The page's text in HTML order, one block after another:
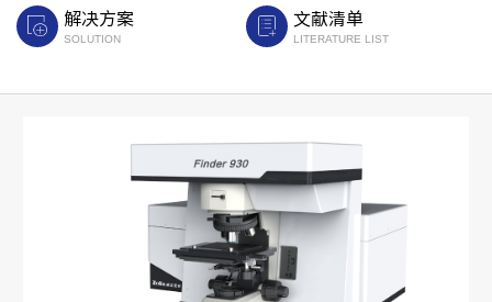
解决方案
SOLUTION
文献清单
LITERATURE LIST